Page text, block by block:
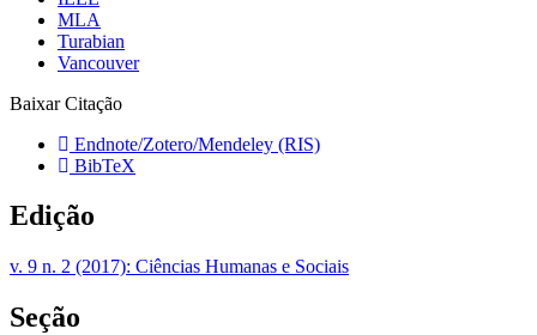
MLA
Turabian
Vancouver
Baixar Citação
Endnote/Zotero/Mendeley (RIS)
BibTeX
Edição
v. 9 n. 2 (2017): Ciências Humanas e Sociais
Seção